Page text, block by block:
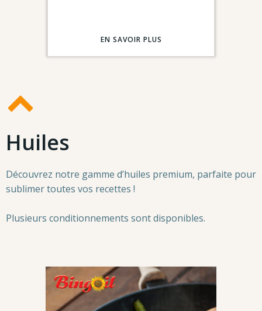
EN SAVOIR PLUS
Huiles
Découvrez notre gamme d’huiles premium, parfaite pour
sublimer toutes vos recettes !
Plusieurs conditionnements sont disponibles.